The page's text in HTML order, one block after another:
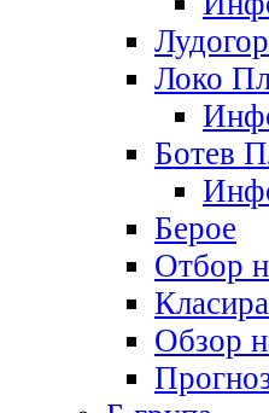
Локо
Ботев
Берое
Отбор
Обзор